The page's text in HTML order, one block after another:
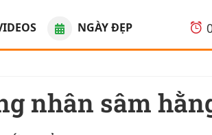
NGÀY ĐẸP
nhân sâm